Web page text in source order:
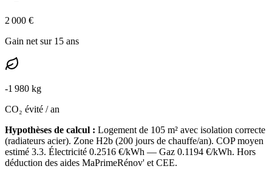
2 000 €
Gain net sur 15 ans
-1 980 kg
CO₂ évité / an
Hypothèses de calcul : Logement de 105 m² avec isolation correcte
(radiateurs acier). Zone H2b (200 jours de chauffe/an). COP moyen
estimé 3.3. Électricité 0.2516 €/kWh — Gaz 0.1194 €/kWh. Hors
déduction des aides MaPrimeRénov' et CEE.